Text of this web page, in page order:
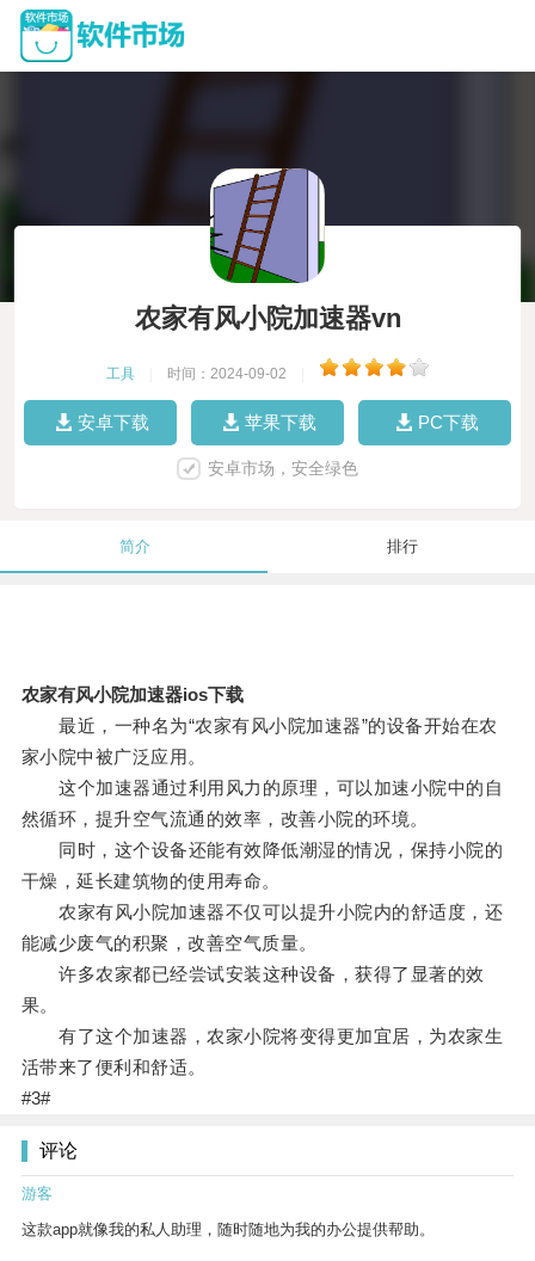
农家有风小院加速器vn
工具 时间：2024-09-02
安卓下载 苹果下载 PC下载
安卓市场，安全绿色
简介 排行
农家有风小院加速器ios下载
最近，一种名为“农家有风小院加速器”的设备开始在农
家小院中被广泛应用。
这个加速器通过利用风力的原理，可以加速小院中的自
然循环，提升空气流通的效率，改善小院的环境。
同时，这个设备还能有效降低潮湿的情况，保持小院的
干燥，延长建筑物的使用寿命。
农家有风小院加速器不仅可以提升小院内的舒适度，还
能减少废气的积聚，改善空气质量。
许多农家都已经尝试安装这种设备，获得了显著的效
果。
有了这个加速器，农家小院将变得更加宜居，为农家生
活带来了便利和舒适。
#3#
评论
游客
这款app就像我的私人助理，随时随地为我的办公提供帮助。